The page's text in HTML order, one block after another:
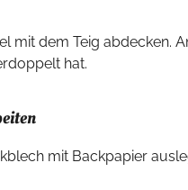
hat.
mit Backpapier